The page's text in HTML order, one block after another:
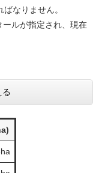
なりません。
ルが指定され、現在